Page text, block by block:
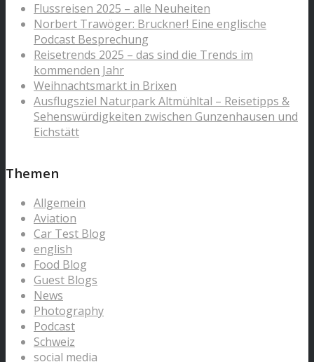
Flussreisen 2025 – alle Neuheiten
Norbert Trawöger: Bruckner! Eine englische
Podcast Besprechung
Reisetrends 2025 – das sind die Trends im
kommenden Jahr
Weihnachtsmarkt in Brixen
Ausflugsziel Naturpark Altmühltal – Reisetipps &
Sehenswürdigkeiten zwischen Gunzenhausen und
Eichstätt
Themen
Allgemein
Aviation
Car Test Blog
english
Food Blog
Guest Blogs
News
Photography
Podcast
Schweiz
social media